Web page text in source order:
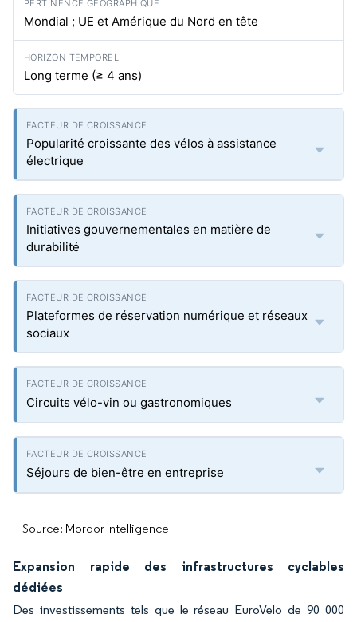
Mondial ; UE et Amérique du Nord en tête
Long terme (≥ 4 ans)
Popularité croissante des vélos à assistance
électrique
Initiatives gouvernementales en matière de
durabilité
Plateformes de réservation numérique et réseaux
sociaux
Circuits vélo-vin ou gastronomiques
Séjours de bien-être en entreprise
Source: Mordor Intelligence
Expansion rapide des infrastructures cyclables
dédiées
Des investissements tels que le réseau EuroVelo de 90 000